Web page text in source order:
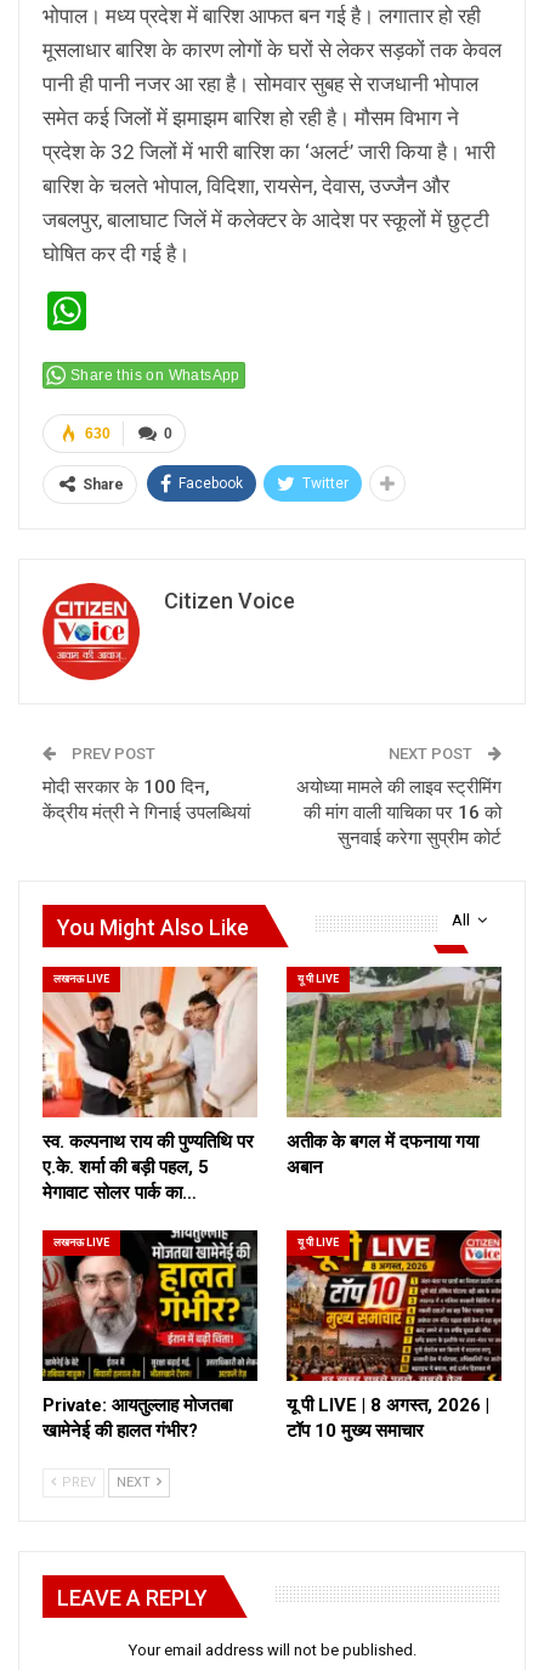
भोपाल। मध्य प्रदेश में बारिश आफत बन गई है। लगातार हो रही
मूसलाधार बारिश के कारण लोगों के घरों से लेकर सड़कों तक केवल
पानी ही पानी नजर आ रहा है। सोमवार सुबह से राजधानी भोपाल
समेत कई जिलों में झमाझम बारिश हो रही है। मौसम विभाग ने
प्रदेश के 32 जिलों में भारी बारिश का ‘अलर्ट’ जारी किया है। भारी
बारिश के चलते भोपाल, विदिशा, रायसेन, देवास, उज्जैन और
जबलपुर, बालाघाट जिलें में कलेक्टर के आदेश पर स्कूलों में छुट्टी
घोषित कर दी गई है।
Share this on WhatsApp
0
630
Share Facebook Twitter
Citizen Voice
PREV POST
मोदी सरकार के 100 दिन,
केंद्रीय मंत्री ने गिनाई उपलब्धियां
NEXT POST
अयोध्या मामले की लाइव स्ट्रीमिंग
की मांग वाली याचिका पर 16 को
सुनवाई करेगा सुप्रीम कोर्ट
All
You Might Also Like
लखनऊ LIVE
स्व. कल्पनाथ राय की पुण्यतिथि पर
ए.के. शर्मा की बड़ी पहल, 5
मेगावाट सोलर पार्क का…
यू पी LIVE
अतीक के बगल में दफनाया गया
अबान
लखनऊ LIVE
Private: आयतुल्लाह मोजतबा
खामेनेई की हालत गंभीर?
यू पी LIVE
यू पी LIVE | 8 अगस्त, 2026 |
टॉप 10 मुख्य समाचार
PREV NEXT
LEAVE A REPLY
Your email address will not be published.